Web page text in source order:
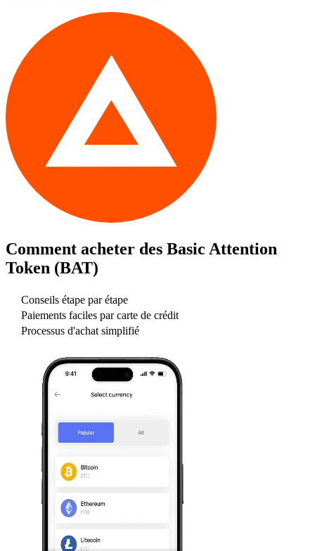
Comment acheter des Basic Attention
Token (BAT)
Conseils étape par étape
Paiements faciles par carte de crédit
Processus d'achat simplifié